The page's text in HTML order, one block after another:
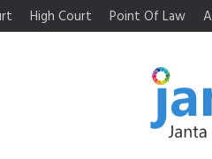
High Court Point Of Law